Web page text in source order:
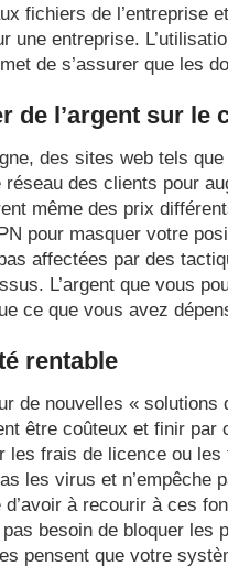
fichiers de l’entreprise
une entreprise.
de s’assurer que les
de l’argent sur
des sites web tels
des clients pour
même des prix
pour masquer votre
affectées par des
L’argent que vous
ce que vous avez
rentable
de nouvelles «
être coûteux et finir par
les frais de licence ou
les virus et n’empêche
à recourir à ces
pas besoin de bloquer
pensent que votre